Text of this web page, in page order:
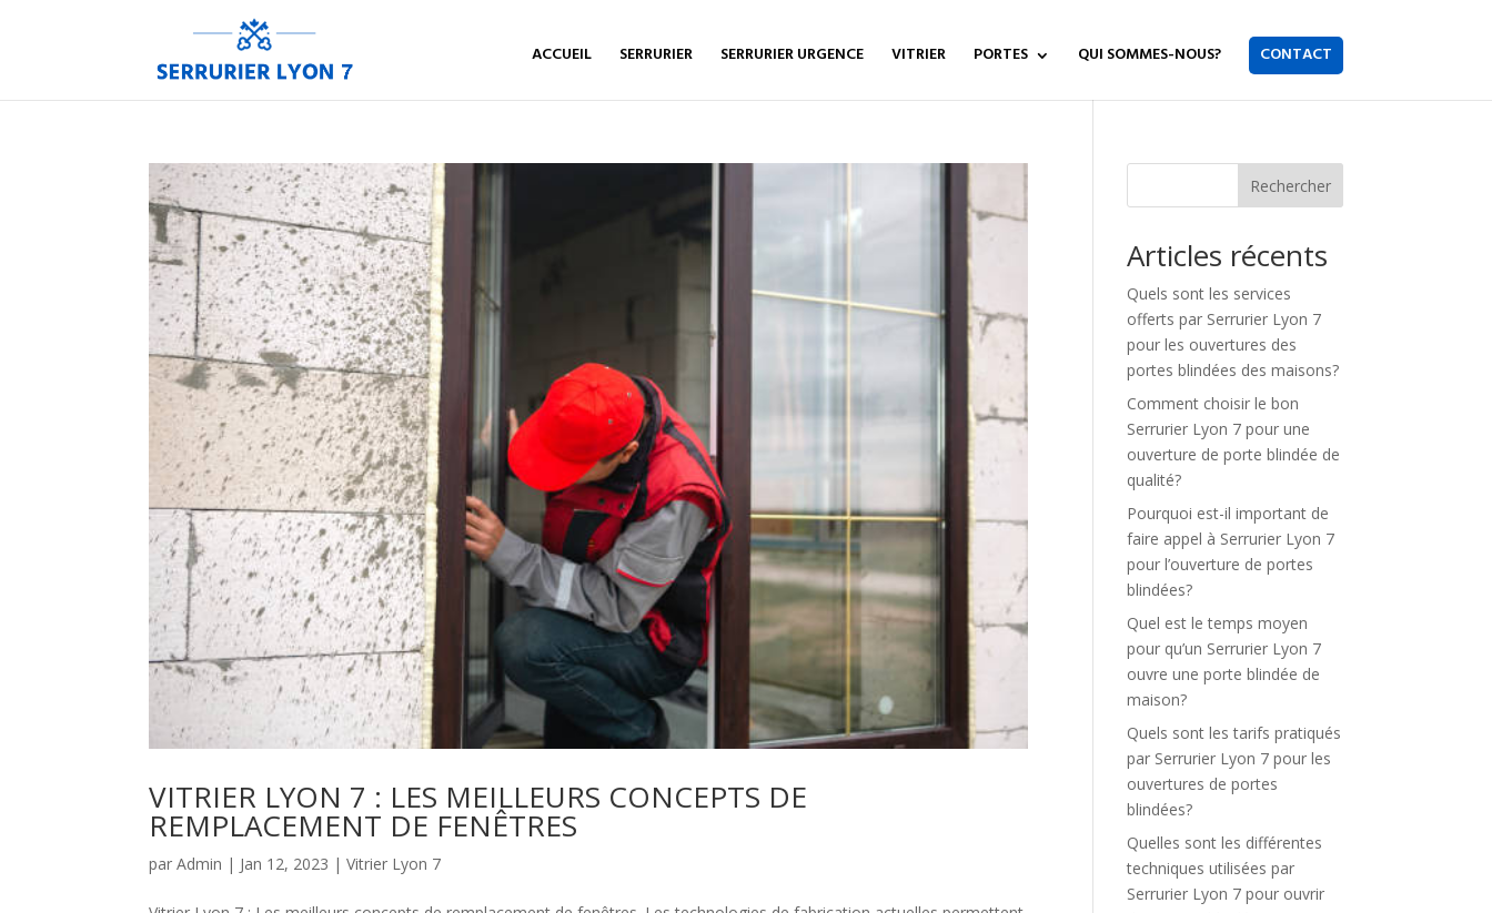
ACCUEIL SERRURIER SERRURIER URGENCE VITRIER PORTES QUI SOMMES-NOUS? CONTACT
VITRIER LYON 7 : LES MEILLEURS CONCEPTS DE
REMPLACEMENT DE FENÊTRES
parAdmin | Jan 12, 2023 |Vitrier Lyon 7
Rechercher
Articles récents
Quels sont les services
offerts par Serrurier Lyon 7
pour les ouvertures des
portes blindées des maisons?
Comment choisir le bon
Serrurier Lyon 7 pour une
ouverture de porte blindée de
qualité?
Pourquoi est-il important de
faire appel à Serrurier Lyon 7
pour l’ouverture de portes
blindées?
Quel est le temps moyen
pour qu’un Serrurier Lyon 7
ouvre une porte blindée de
maison?
Quels sont les tarifs pratiqués
par Serrurier Lyon 7 pour les
ouvertures de portes
blindées?
Quelles sont les différentes
techniques utilisées par
Serrurier Lyon 7 pour ouvrir